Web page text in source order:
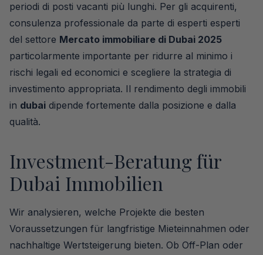
periodi di posti vacanti più lunghi. Per gli acquirenti,
consulenza professionale da parte di esperti esperti
del settore Mercato immobiliare di Dubai 2025
particolarmente importante per ridurre al minimo i
rischi legali ed economici e scegliere la strategia di
investimento appropriata. Il rendimento degli immobili
in dubai dipende fortemente dalla posizione e dalla
qualità.
Investment-Beratung für
Dubai Immobilien
Wir analysieren, welche Projekte die besten
Voraussetzungen für langfristige Mieteinnahmen oder
nachhaltige Wertsteigerung bieten. Ob Off-Plan oder